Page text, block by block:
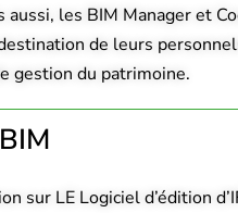
les BIM Manager et
de leurs
gestion du patrimoine.
sur LE Logiciel d’édition